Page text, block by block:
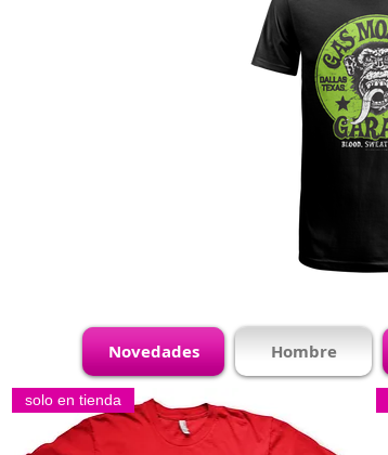
solo en tienda
Novedades Hombre